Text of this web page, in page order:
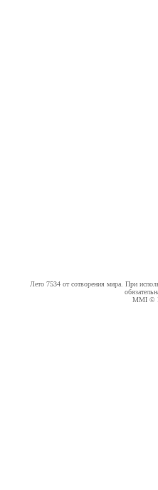
Лето 7534 от сотворения мира. При
MMI ©